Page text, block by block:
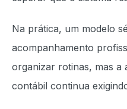
Na prática, um modelo
acompanhamento
organizar rotinas, mas a
contábil continua